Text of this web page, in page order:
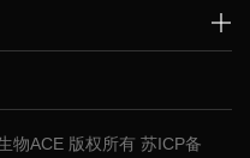
物ACE 版权所有 苏ICP备